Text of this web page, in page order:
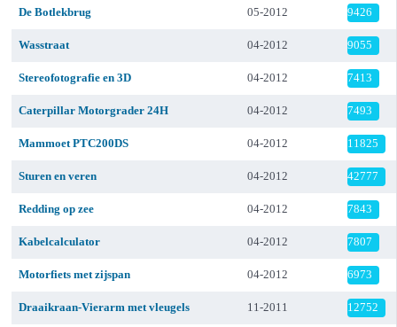
De Botlekbrug 05-2012 9426
Wasstraat 04-2012 9055
Stereofotografie en 3D 04-2012 7413
Caterpillar Motorgrader 24H 04-2012 7493
Mammoet PTC200DS 04-2012 11825
Sturen en veren 04-2012 42777
Redding op zee 04-2012 7843
Kabelcalculator 04-2012 7807
Motorfiets met zijspan 04-2012 6973
Draaikraan-Vierarm met vleugels 11-2011 12752